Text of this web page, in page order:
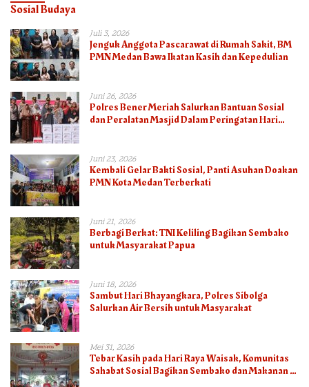
Sosial Budaya
Juli 3, 2026
Jenguk Anggota Pascarawat di Rumah Sakit, BM
PMN Medan Bawa Ikatan Kasih dan Kepedulian
Juni 26, 2026
Polres Bener Meriah Salurkan Bantuan Sosial
dan Peralatan Masjid Dalam Peringatan Hari
Juni 23, 2026
Kembali Gelar Bakti Sosial, Panti Asuhan Doakan
PMN Kota Medan Terberkati
Juni 21, 2026
Berbagi Berkat: TNI Keliling Bagikan Sembako
untuk Masyarakat Papua
Juni 18, 2026
Sambut Hari Bhayangkara, Polres Sibolga
Salurkan Air Bersih untuk Masyarakat
Mei 31, 2026
Tebar Kasih pada Hari Raya Waisak, Komunitas
Sahabat Sosial Bagikan Sembako dan Makanan di